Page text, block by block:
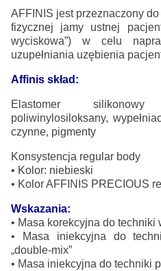
AFFINIS jest przeznaczony
fizycznej jamy ustnej
wyciskowa”) w
celu
uzupełniania uzębienia
Affinis skład:
Elastomer
poliwinylosiloksany,
czynne, pigmenty
Konsystencja regular body
• Kolor: niebieski
• Kolor AFFINIS PRECIOUS
Wskazania:
• Masa korekcyjna do techniki
•
Masa iniekcyjna do
„double-mix”
• Masa iniekcyjna do techniki